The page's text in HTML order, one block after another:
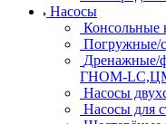
Насосы
Погружные/
Дренажные/
ГНОМ-
Насосы
Насосы для